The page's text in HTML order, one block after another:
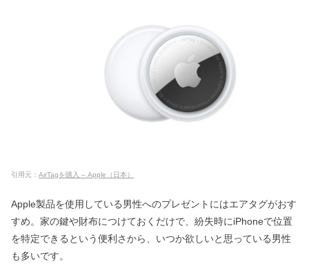
引用元： AirTagを購入 – Apple（日本）
Apple製品を使用している男性へのプレゼントにはエアタグがおす
すめ。家の鍵や財布につけておくだけで、紛失時にiPhoneで位置
を特定できるという便利さから、いつか欲しいと思っている男性
も多いです。